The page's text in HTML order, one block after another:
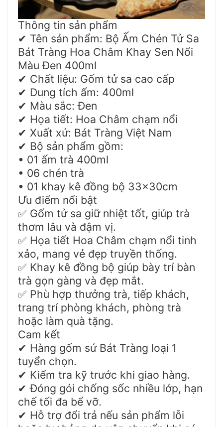
Thông tin sản phẩm
✔ Tên sản phẩm: Bộ Ấm Chén Tử Sa
Bát Tràng Hoa Châm Khay Sen Nổi
Màu Đen 400ml
✔ Chất liệu: Gốm tử sa cao cấp
✔ Dung tích ấm: 400ml
✔ Màu sắc: Đen
✔ Họa tiết: Hoa Châm chạm nổi
✔ Xuất xứ: Bát Tràng Việt Nam
✔ Bộ sản phẩm gồm:
• 01 ấm trà 400ml
• 06 chén trà
• 01 khay kê đồng bộ 33x30cm
Ưu điểm nổi bật
✅ Gốm tử sa giữ nhiệt tốt, giúp trà
thơm lâu và đậm vị.
✅ Họa tiết Hoa Châm chạm nổi tinh
xảo, mang vẻ đẹp truyền thống.
✅ Khay kê đồng bộ giúp bày trí bàn
trà gọn gàng và đẹp mắt.
✅ Phù hợp thưởng trà, tiếp khách,
trang trí phòng khách, phòng trà
hoặc làm quà tặng.
Cam kết
✔ Hàng gốm sứ Bát Tràng loại 1
tuyển chọn.
✔ Kiểm tra kỹ trước khi giao hàng.
✔ Đóng gói chống sốc nhiều lớp, hạn
chế tối đa bể vỡ.
✔ Hỗ trợ đổi trả nếu sản phẩm lỗi